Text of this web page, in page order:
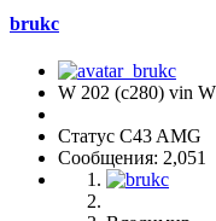
brukc
W 202 (с280) vin
Статус C43 AMG
Сообщения: 2,051